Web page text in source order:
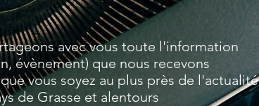
avec vous toute l'information
évènement) que nous recevons
vous soyez au plus près de l'actualité
de Grasse et alentours